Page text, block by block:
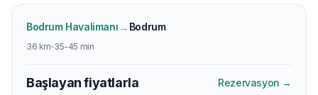
Bodrum Havalimanı→ Bodrum
36 km 35-45 min
Başlayan fiyatlarla Rezervasyon →